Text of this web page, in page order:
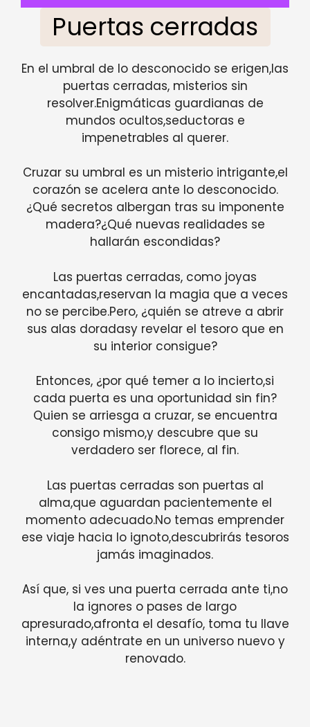
Puertas cerradas
En el umbral de lo desconocido se erigen,las
puertas cerradas, misterios sin
resolver.Enigmáticas guardianas de
mundos ocultos,seductoras e
impenetrables al querer.
Cruzar su umbral es un misterio intrigante,el
corazón se acelera ante lo desconocido.
¿Qué secretos albergan tras su imponente
madera?¿Qué nuevas realidades se
hallarán escondidas?
Las puertas cerradas, como joyas
encantadas,reservan la magia que a veces
no se percibe.Pero, ¿quién se atreve a abrir
sus alas doradasy revelar el tesoro que en
su interior consigue?
Entonces, ¿por qué temer a lo incierto,si
cada puerta es una oportunidad sin fin?
Quien se arriesga a cruzar, se encuentra
consigo mismo,y descubre que su
verdadero ser florece, al fin.
Las puertas cerradas son puertas al
alma,que aguardan pacientemente el
momento adecuado.No temas emprender
ese viaje hacia lo ignoto,descubrirás tesoros
jamás imaginados.
Así que, si ves una puerta cerrada ante ti,no
la ignores o pases de largo
apresurado,afronta el desafío, toma tu llave
interna,y adéntrate en un universo nuevo y
renovado.